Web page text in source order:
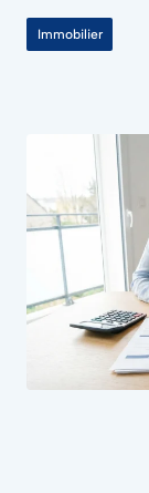
Immobilier